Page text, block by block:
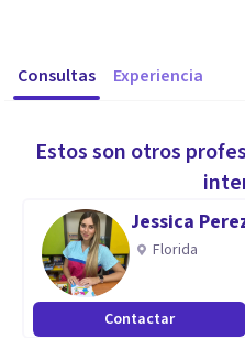
Consultas Experiencia
Estos son otros
Jessica
Florida
Contactar